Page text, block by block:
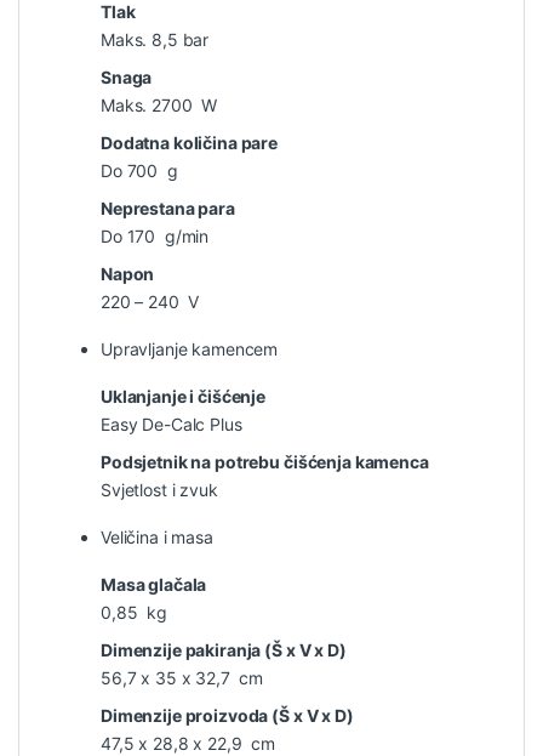
Tlak
Maks. 8,5 bar
Snaga
Maks. 2700 W
Dodatna količina pare
Do 700 g
Neprestana para
Do 170 g/min
Napon
220 – 240 V
Upravljanje kamencem
Uklanjanje i čišćenje
Easy De-Calc Plus
Podsjetnik na potrebu čišćenja kamenca
Svjetlost i zvuk
Veličina i masa
Masa glačala
0,85 kg
Dimenzije pakiranja (Š x V x D)
56,7 x 35 x 32,7 cm
Dimenzije proizvoda (Š x V x D)
47,5 x 28,8 x 22,9 cm